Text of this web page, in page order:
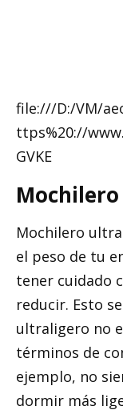
file:///D:/VM/
ttps%20://
GVKE
Mochilero
el peso de tu
tener cuidado
reducir. Esto
ultraligero no
términos de
ejemplo, no
dormir más